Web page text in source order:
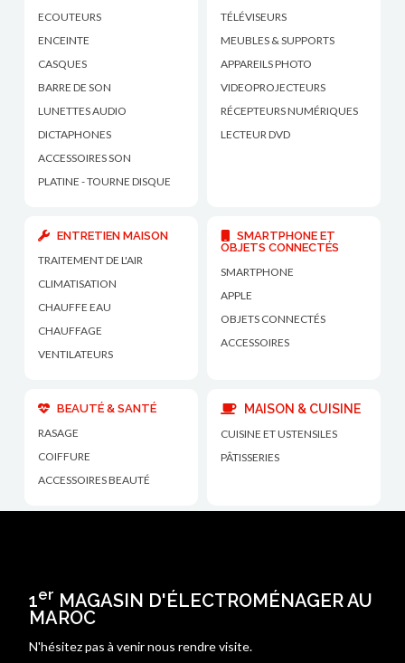
ECOUTEURS
ENCEINTE
CASQUES
BARRE DE SON
LUNETTES AUDIO
DICTAPHONES
ACCESSOIRES SON
PLATINE - TOURNE DISQUE
TÉLÉVISEURS
MEUBLES & SUPPORTS
APPAREILS PHOTO
VIDEOPROJECTEURS
RÉCEPTEURS NUMÉRIQUES
LECTEUR DVD
ENTRETIEN MAISON
TRAITEMENT DE L'AIR
CLIMATISATION
CHAUFFE EAU
CHAUFFAGE
VENTILATEURS
SMARTPHONE ET
OBJETS CONNECTÉS
SMARTPHONE
APPLE
OBJETS CONNECTÉS
ACCESSOIRES
BEAUTÉ & SANTÉ
RASAGE
COIFFURE
ACCESSOIRES BEAUTÉ
MAISON & CUISINE
CUISINE ET USTENSILES
PÂTISSERIES
1er MAGASIN D'ÉLECTROMÉNAGER AU
MAROC
N'hésitez pas à venir nous rendre visite.